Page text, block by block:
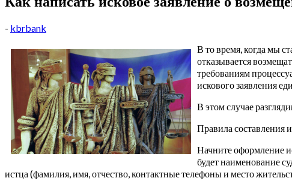
- kbrbank
В то время, когда мы
отказывается
требованиям
искового заявления
В этом случае
Правила составления
Начните оформление
будет наименование
истца (фамилия, имя, отчество, контактные телефоны и место